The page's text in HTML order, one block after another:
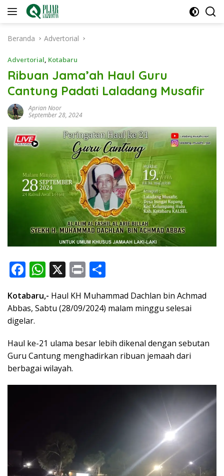
Langsung
Beranda
Advertorial
Advertorial, Kotabaru
Ribuan Jama’ah Haul Guru
Cantung Padati Laladang Musafir
Aprian Noor
September 28, 2024
F
e
b
o
k
W
at
s
p
p
X Pr
t ar
e
Kotabaru,- Haul KH Muhammad Dachlan bin Achmad
Abbas, Sabtu (28/09/2024) malam minggu selesai
digelar.
Haul ke-21 ulama besar lebih dikenal dengan sebutan
Guru Cantung menghadirkan ribuan jemaah dari
berbagai wilayah.